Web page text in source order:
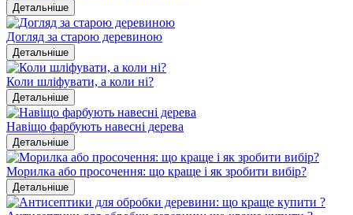
Детальніше
Догляд за старою деревиною
Детальніше
Коли шліфувати, а коли ні?
Детальніше
Навіщо фарбують навесні дерева
Детальніше
Морилка або просочення: що краще і як зробити вибір?
Детальніше